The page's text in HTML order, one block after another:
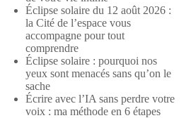
Éclipse solaire du 12 août 2026 :
la Cité de l’espace vous
accompagne pour tout
comprendre
Éclipse solaire : pourquoi nos
yeux sont menacés sans qu’on le
sache
Écrire avec l’IA sans perdre votre
voix : ma méthode en 6 étapes